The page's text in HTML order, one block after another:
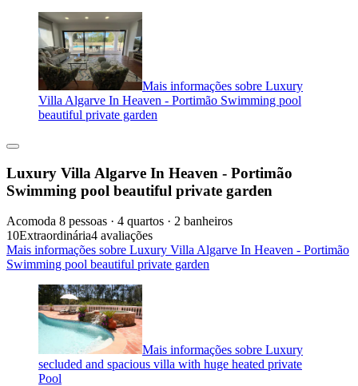
Mais informações sobre Luxury
Villa Algarve In Heaven - Portimão Swimming pool
beautiful private garden
Luxury Villa Algarve In Heaven - Portimão
Swimming pool beautiful private garden
Acomoda 8 pessoas · 4 quartos · 2 banheiros
10Extraordinária4 avaliações
Mais informações sobre Luxury Villa Algarve In Heaven - Portimão
Swimming pool beautiful private garden
Mais informações sobre Luxury
secluded and spacious villa with huge heated private
Pool